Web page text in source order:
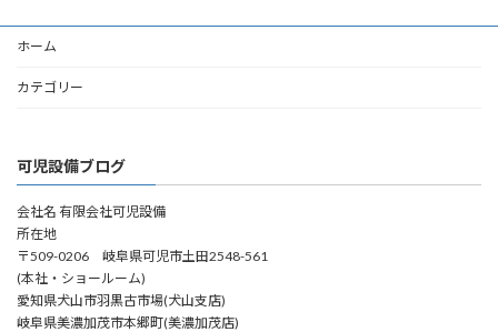
ホーム
カテゴリー
可児設備ブログ
会社名 有限会社可児設備
所在地
〒509-0206 岐阜県可児市土田2548-561
(本社・ショールーム)
愛知県犬山市羽黒古市場(犬山支店)
岐阜県美濃加茂市本郷町(美濃加茂店)